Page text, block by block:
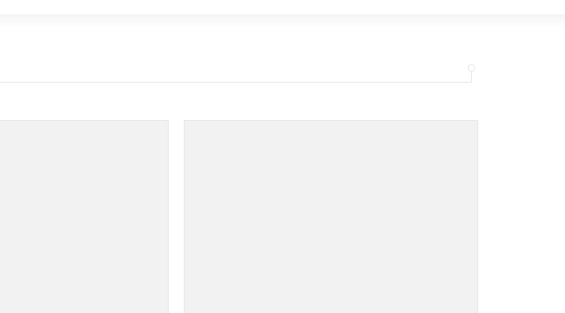
09.11.'15 Osuda incidenta tokom dženaze na Pe ...